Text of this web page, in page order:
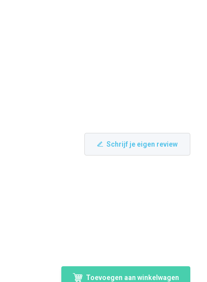
Schrijf je eigen review
Toevoegen aan winkelwagen